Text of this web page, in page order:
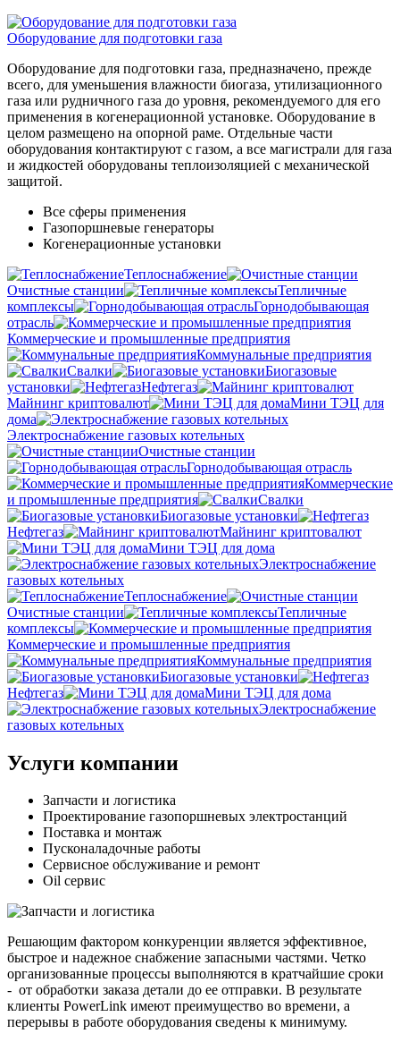
Оборудование для подготовки газа
Оборудование для подготовки газа, предназначено, прежде
всего, для уменьшения влажности биогаза, утилизационного
газа или рудничного газа до уровня, рекомендуемого для его
применения в когенерационной установке. Оборудование в
целом размещено на опорной раме. Отдельные части
оборудования контактируют с газом, а все магистрали для газа
и жидкостей оборудованы теплоизоляцией с механической
защитой.
Все сферы применения
Газопоршневые генераторы
Когенерационные установки
Теплоснабжение
Очистные станции
Тепличные
комплексы
Горнодобывающая
отрасль
Коммерческие и промышленные предприятия
Коммунальные предприятия
Свалки
Биогазовые
установки
Нефтегаз
Майнинг криптовалют
Мини ТЭЦ для
дома
Электроснабжение газовых котельных
Очистные станции
Горнодобывающая отрасль
Коммерческие
и промышленные предприятия
Свалки
Биогазовые установки
Нефтегаз
Майнинг криптовалют
Мини ТЭЦ для дома
Электроснабжение
газовых котельных
Теплоснабжение
Очистные станции
Тепличные
комплексы
Коммерческие и промышленные предприятия
Коммунальные предприятия
Биогазовые установки
Нефтегаз
Мини ТЭЦ для дома
Электроснабжение
газовых котельных
Услуги компании
Запчасти и логистика
Проектирование газопоршневых электростанций
Поставка и монтаж
Пусконаладочные работы
Сервисное обслуживание и ремонт
Oil сервис
Решающим фактором конкуренции является эффективное,
быстрое и надежное снабжение запасными частями. Четко
организованные процессы выполняются в кратчайшие сроки
- от обработки заказа детали до ее отправки. В результате
клиенты PowerLink имеют преимущество во времени, а
перерывы в работе оборудования сведены к минимуму.